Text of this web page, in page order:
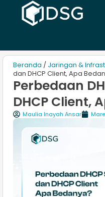
Beranda / Jaringan &
dan DHCP Client, Apa
Perbedaan
DHCP Client,
Maulia Inayah Ansar